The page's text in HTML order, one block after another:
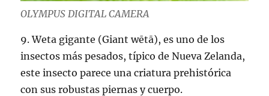
OLYMPUS DIGITAL CAMERA
9. Weta gigante (Giant wētā), es uno de los
insectos más pesados, típico de Nueva Zelanda,
este insecto parece una criatura prehistórica
con sus robustas piernas y cuerpo.